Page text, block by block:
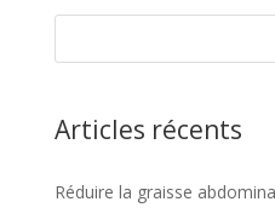
Articles récents
Réduire la graisse